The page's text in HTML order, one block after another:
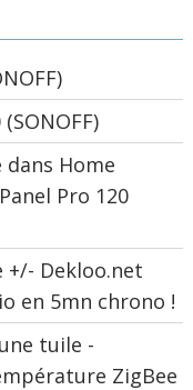
Home
Pro 120
Dekloo.net
en 5mn chrono !
tuile -
ZigBee